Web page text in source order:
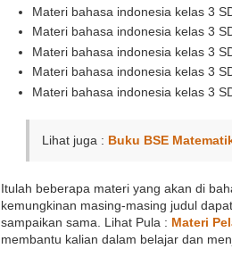
Materi bahasa indonesia kelas 3
Materi bahasa indonesia kelas 3
Materi bahasa indonesia kelas 3
Materi bahasa indonesia kelas 3
Materi bahasa indonesia kelas 3
Lihat juga : Buku BSE
Itulah beberapa materi yang akan di
kemungkinan masing-masing judul
sampaikan sama. Lihat Pula : Materi
membantu kalian dalam belajar dan